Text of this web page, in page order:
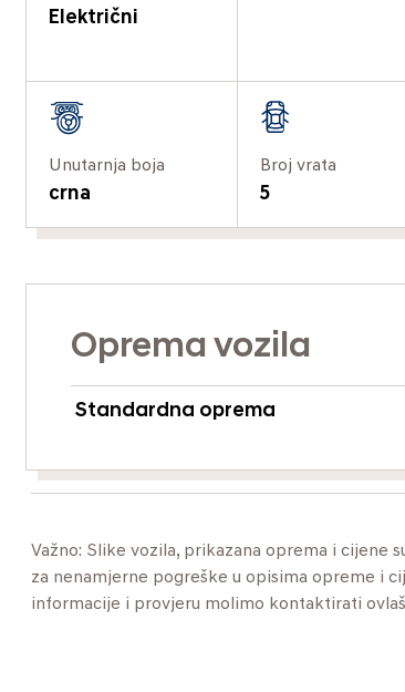
Električni
Unutarnja boja
crna
Broj vrata
5
Oprema vozila
Standardna oprema
Važno: Slike vozila, prikazana oprema i cijene
za nenamjerne pogreške u opisima opreme i
informacije i provjeru molimo kontaktirati